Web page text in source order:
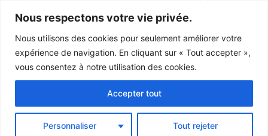
Nous respectons votre vie privée.
Nous utilisons des cookies pour seulement améliorer votre
expérience de navigation. En cliquant sur « Tout accepter »,
vous consentez à notre utilisation des cookies.
Personnaliser Tout rejeter
Accepter tout